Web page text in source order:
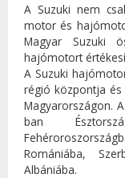
A Suzuki nem
motor és
Magyar Suzuki
hajómotort
A Suzuki
régió központja
Magyarországon.
ban
Romániába,
Albániába.